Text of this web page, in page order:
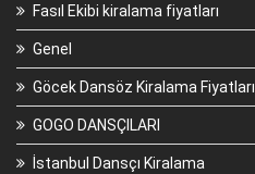
Fasıl Ekibi kiralama fiyatları
Genel
Göcek Dansöz Kiralama Fiyatları
GOGO DANSÇILARI
İstanbul Dansçı Kiralama